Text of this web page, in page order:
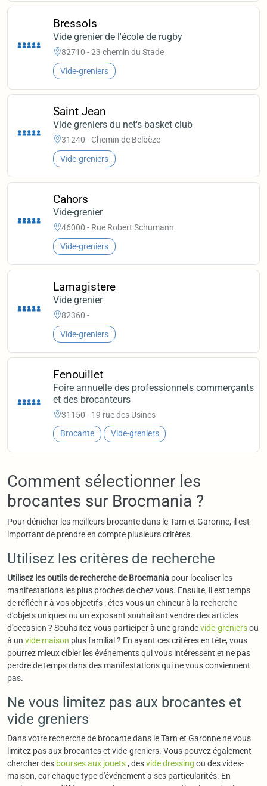
Bressols
Vide grenier de l'école de rugby
82710 - 23 chemin du Stade
Vide-greniers
Saint Jean
Vide greniers du net's basket club
31240 - Chemin de Belbèze
Vide-greniers
Cahors
Vide-grenier
46000 - Rue Robert Schumann
Vide-greniers
Lamagistere
Vide grenier
82360 -
Vide-greniers
Fenouillet
Foire annuelle des professionnels commerçants
et des brocanteurs
31150 - 19 rue des Usines
Brocante Vide-greniers
Comment sélectionner les
brocantes sur Brocmania ?
Pour dénicher les meilleurs brocante dans le Tarn et Garonne, il est
important de prendre en compte plusieurs critères.
Utilisez les critères de recherche
Utilisez les outils de recherche de Brocmania pour localiser les
manifestations les plus proches de chez vous. Ensuite, il est temps
de réfléchir à vos objectifs : êtes-vous un chineur à la recherche
d'objets uniques ou un exposant souhaitant vendre des articles
d'occasion ? Souhaitez-vous participer à une grandevide-greniersou
à un vide maison plus familial ? En ayant ces critères en tête, vous
pourrez mieux cibler les événements qui vous intéressent et ne pas
perdre de temps dans des manifestations qui ne vous conviennent
pas.
Ne vous limitez pas aux brocantes et
vide greniers
Dans votre recherche de brocante dans le Tarn et Garonne ne vous
limitez pas aux brocantes et vide-greniers. Vous pouvez également
chercher des bourses aux jouets, desvide dressing ou des vides-
maison, car chaque type d'événement a ses particularités. En